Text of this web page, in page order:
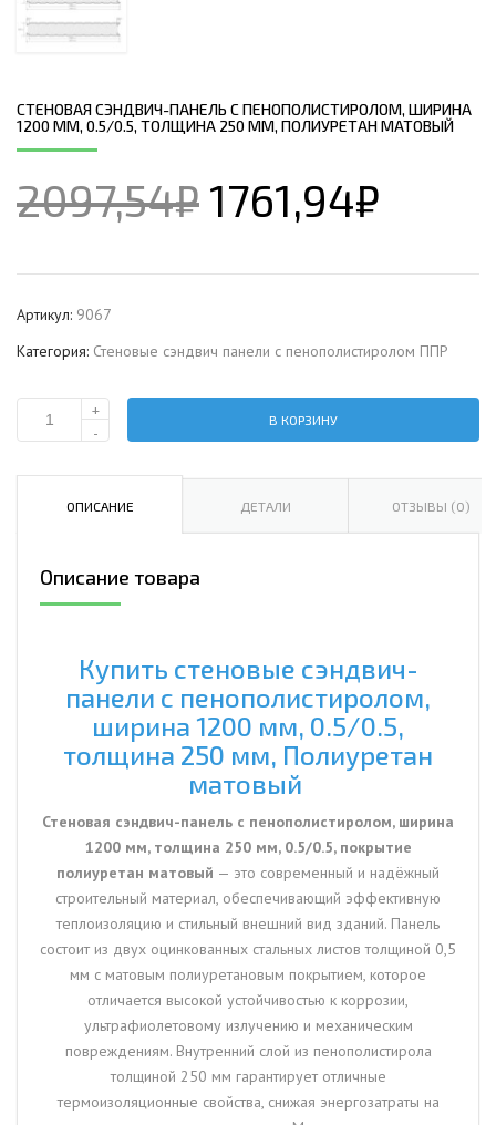
СТЕНОВАЯ СЭНДВИЧ-ПАНЕЛЬ С ПЕНОПОЛИСТИРОЛОМ, ШИРИНА
1200 ММ, 0.5/0.5, ТОЛЩИНА 250 ММ, ПОЛИУРЕТАН МАТОВЫЙ
2097,54₽ 1761,94₽
Артикул: 9067
Категория: Стеновые сэндвич панели с пенополистиролом ППР
Количество
сэндвич-
ширина
1200
Полиуретан
+
-
В КОРЗИНУ
ОПИСАНИЕ ДЕТАЛИ ОТЗЫВЫ (0)
Описание товара
Купить стеновые сэндвич-
панели с пенополистиролом,
ширина 1200 мм, 0.5/0.5,
толщина 250 мм, Полиуретан
матовый
Стеновая сэндвич-панель с пенополистиролом, ширина
1200 мм, толщина 250 мм, 0.5/0.5, покрытие
полиуретан матовый — это современный и надёжный
строительный материал, обеспечивающий эффективную
теплоизоляцию и стильный внешний вид зданий. Панель
состоит из двух оцинкованных стальных листов толщиной 0,5
мм с матовым полиуретановым покрытием, которое
отличается высокой устойчивостью к коррозии,
ультрафиолетовому излучению и механическим
повреждениям. Внутренний слой из пенополистирола
толщиной 250 мм гарантирует отличные
термоизоляционные свойства, снижая энергозатраты на